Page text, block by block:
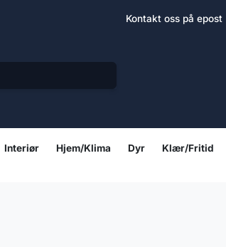
Kontakt oss på epost
Interiør Hjem/Klima Dyr Klær/Fritid